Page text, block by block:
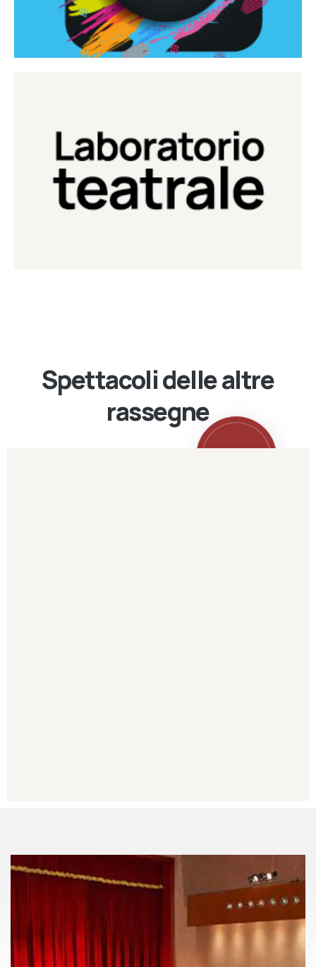
Laboratorio Teatrale
Laboratorio di teatro del Teatro Eduardo de Filippo
Continua
Spettacoli delle altre
rassegne